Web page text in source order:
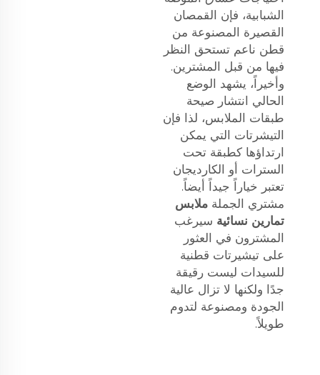
الشبابية، فإن القمصان
القصيرة المصنوعة من
قطن ناعم تستحق النظر
فيها من قبل المشترين.
وأخيراً، يشهد الوضع
الحالي انتشار صيحة
طبقات الملابس، لذا فإن
التيشرتات التي يمكن
ارتداؤها كطبقة تحت
السترات أو الكارديجان
تعتبر خياراً جيداً أيضاً.
مشتري الجملة ملابس
تمارين نسائية سيرغب
المشترون في العثور
على تيشيرتات قطنية
للسيدات ليست رقيقة
جدًا ولكنها لا تزال عالية
الجودة ومصنوعة لتدوم
طويلاً.